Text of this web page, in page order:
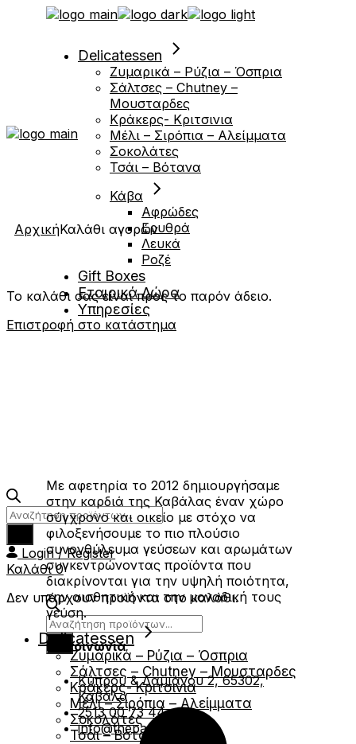
Μετάβαση
Delicatessen
Ζυμαρικά – Ρύζια – Όσπρια
Σάλτσες – Chutney –
Μουσταρδες
Κράκερς- Κριτσινια
Μέλι – Σιρόπια – Αλείμματα
Σοκολάτες
Τσάι – Βότανα
Κάβα
Αφρώδες
Ερυθρά
Λευκά
Ροζέ
Gift Boxes
Εταιρικά Δώρα
Υπηρεσίες
Products
search
Products
search
Login / Register
Καλάθι 0
Δεν υπάρχουν προϊόντα στο καλάθι.
Delicatessen
Ζυμαρικά – Ρύζια – Όσπρια
Σάλτσες – Chutney – Μουσταρδες
Κράκερς- Κριτσινια
Μέλι – Σιρόπια – Αλείμματα
Σοκολάτες
Τσάι – Βότανα
ΑρχικήΚαλάθι αγορών
Το καλάθι σας είναι προς το παρόν άδειο.
Επιστροφή στο κατάστημα
Με αφετηρία το 2012 δημιουργήσαμε
στην καρδιά της Καβάλας έναν χώρο
σύγχρονο και οικείο με στόχο να
φιλοξενήσουμε το πιο πλούσιο
συνονθύλευμα γεύσεων και αρωμάτων
συγκεντρώνοντας προϊόντα που
διακρίνονται για την υψηλή ποιότητα,
την αισθητική και την μοναδική τους
γεύση.
Επικοινωνία
Κύπρου & Δαμιάνου 2, 65302,
Καβάλα
2513 00 73 44
info@thepavilion.gr